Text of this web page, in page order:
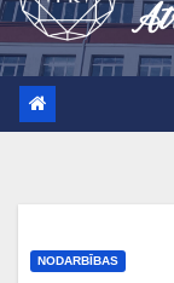
NODARBĪBAS